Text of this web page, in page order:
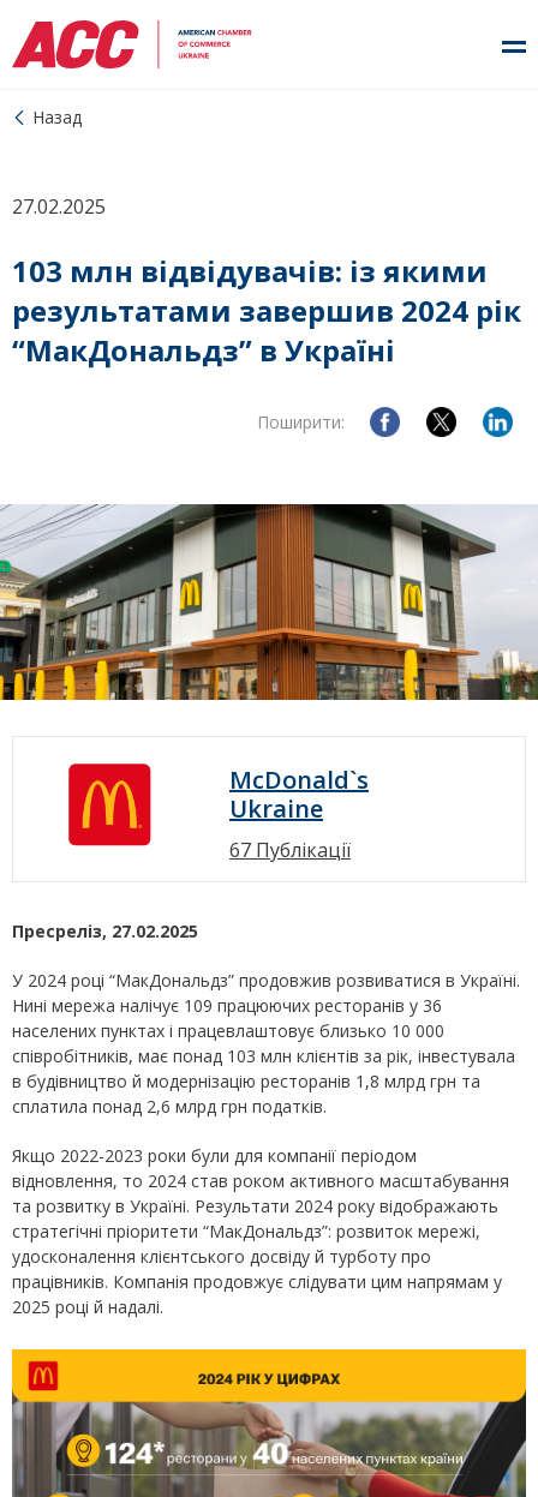
Назад
27.02.2025
103 млн відвідувачів: із якими
результатами завершив 2024 рік
“МакДональдз” в Україні
Поширити:
McDonald`s
Ukraine
67 Публікації
Пресреліз, 27.02.2025
У 2024 році “МакДональдз” продовжив розвиватися в Україні.
Нині мережа налічує 109 працюючих ресторанів у 36
населених пунктах і працевлаштовує близько 10 000
співробітників, має понад 103 млн клієнтів за рік, інвестувала
в будівництво й модернізацію ресторанів 1,8 млрд грн та
сплатила понад 2,6 млрд грн податків.
Якщо 2022-2023 роки були для компанії періодом
відновлення, то 2024 став роком активного масштабування
та розвитку в Україні. Результати 2024 року відображають
стратегічні пріоритети “МакДональдз”: розвиток мережі,
удосконалення клієнтського досвіду й турботу про
працівників. Компанія продовжує слідувати цим напрямам у
2025 році й надалі.